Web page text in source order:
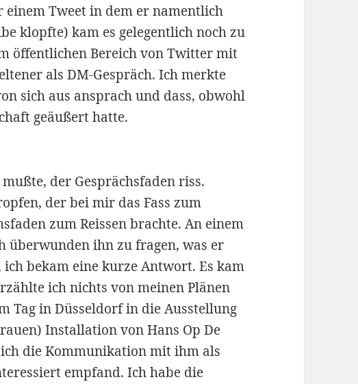
einem Tweet in dem er namentlich
klopfte) kam es gelegentlich noch zu
öffentlichen Bereich von Twitter mit
als DM-Gespräch. Ich merkte
sich aus ansprach und dass, obwohl
geäußert hatte.
der Gesprächsfaden riss.
der bei mir das Fass zum
zum Reissen brachte. An einem
überwunden ihn zu fragen, was er
ich bekam eine kurze Antwort. Es kam
ich nichts von meinen Plänen
Tag in Düsseldorf in die Ausstellung
Installation von Hans Op De
die Kommunikation mit ihm als
empfand. Ich habe die